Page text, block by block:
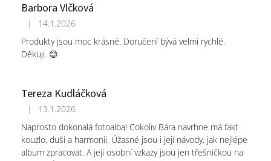
Barbora Vlčková
Hodnocení obchodu je 5 z 5 hvězdiček.
|
14.1.2026
Produkty jsou moc krásné. Doručení bývá velmi rychlé.
Děkuji. 😊
Tereza Kudláčková
Hodnocení obchodu je 5 z 5 hvězdiček.
|
13.1.2026
Naprosto dokonalá fotoalba! Cokoliv Bára navrhne má fakt
kouzlo, duši a harmonii. Úžasné jsou i její návody, jak nejlépe
album zpracovat. A její osobní vzkazy jsou jen třešničkou na